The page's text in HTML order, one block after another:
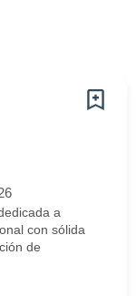
a
con sólida
de